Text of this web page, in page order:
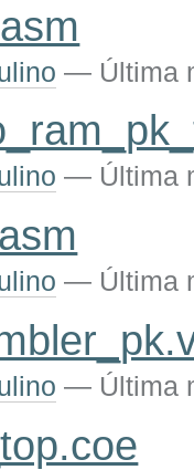
— Última
— Última
— Última
— Última